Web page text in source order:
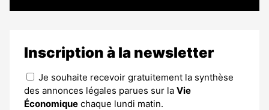
Inscription à la newsletter
Je souhaite recevoir gratuitement la synthèse
des annonces légales parues sur la Vie
Économique chaque lundi matin.